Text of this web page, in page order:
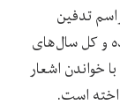
تدفین
کرده و کل سال‌های
خواندن اشعار
است.